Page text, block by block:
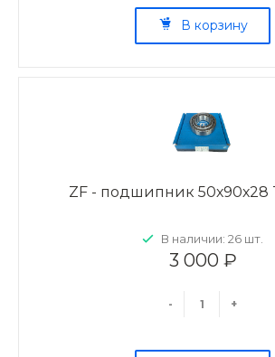
В корзину
ZF - подшипник 50х90х28
В наличии: 26 шт.
3 000 ₽
- +